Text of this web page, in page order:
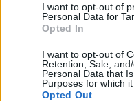
I want to opt-out of
Personal Data for
Opted In
I want to opt-out of
Retention, Sale,
Personal Data that
Purposes for which it
Opted Out